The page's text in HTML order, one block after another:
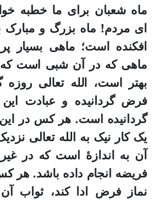
ماه شعبان برای ما خطبه
ای مردم! ماه بزرگ و مبارک
افکنده است؛ ماهی بسیار
ماهی که در آن شبی است که
بهتر است، الله تعالی روزه
فرض گردانیده و عبادت
گردانیده است.هر کس در این
یک کار نیک به الله تعالی
آن به اندازۀ است کهدر
فریضه انجام داده باشد.هر
نمازفرض ادا کند، ثواب آن